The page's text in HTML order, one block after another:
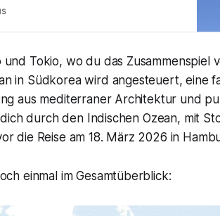
Reisegenehmigung vor deiner Reise
Tokio, wo du das Zusammenspiel
in Südkorea wird angesteuert, eine
aus mediterraner Architektur und
durch den Indischen Ozean, mit
die Reise am 18. März 2026 in
einmal im Gesamtüberblick: